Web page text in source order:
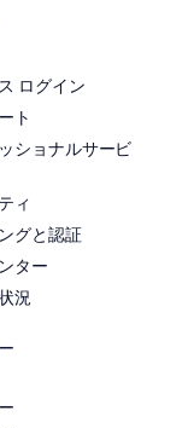
ログイン
ト
ショナルサービ
ィ
グと認証
ター
況